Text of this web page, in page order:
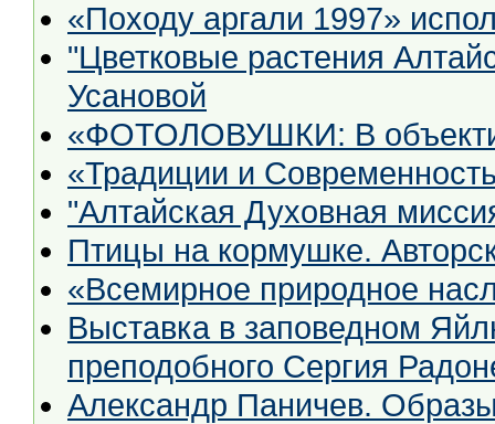
«Походу аргали 1997»
"Цветковые растения
Усановой
«ФОТОЛОВУШКИ: В
«Традиции и
"Алтайская Духовная
Птицы на кормушке.
«Всемирное природное
Выставка в заповедном
преподобного Сергия
Александр Паничев.